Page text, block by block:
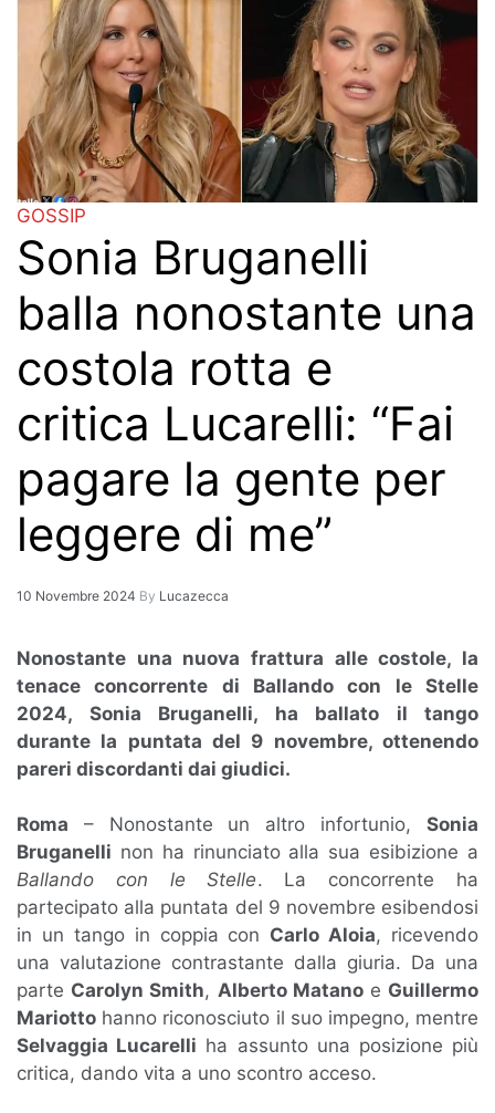
GOSSIP
Sonia Bruganelli
balla nonostante una
costola rotta e
critica Lucarelli: “Fai
pagare la gente per
leggere di me”
10 Novembre 2024 By Lucazecca
Nonostante una nuova frattura alle costole, la
tenace concorrente di Ballando con le Stelle
2024, Sonia Bruganelli, ha ballato il tango
durante la puntata del 9 novembre, ottenendo
pareri discordanti dai giudici.
Roma – Nonostante un altro infortunio, Sonia
Bruganelli non ha rinunciato alla sua esibizione a
Ballando con le Stelle. La concorrente ha
partecipato alla puntata del 9 novembre esibendosi
in un tango in coppia con Carlo Aloia, ricevendo
una valutazione contrastante dalla giuria. Da una
parte Carolyn Smith, Alberto Matanoe Guillermo
Mariotto hanno riconosciuto il suo impegno, mentre
Selvaggia Lucarelli ha assunto una posizione più
critica, dando vita a uno scontro acceso.